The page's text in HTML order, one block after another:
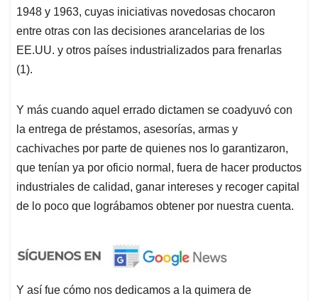
1948 y 1963, cuyas iniciativas novedosas chocaron
entre otras con las decisiones arancelarias de los
EE.UU. y otros países industrializados para frenarlas
(1).
Y más cuando aquel errado dictamen se coadyuvó con
la entrega de préstamos, asesorías, armas y
cachivaches por parte de quienes nos lo garantizaron,
que tenían ya por oficio normal, fuera de hacer productos
industriales de calidad, ganar intereses y recoger capital
de lo poco que lográbamos obtener por nuestra cuenta.
Y así fue cómo nos dedicamos a la quimera de